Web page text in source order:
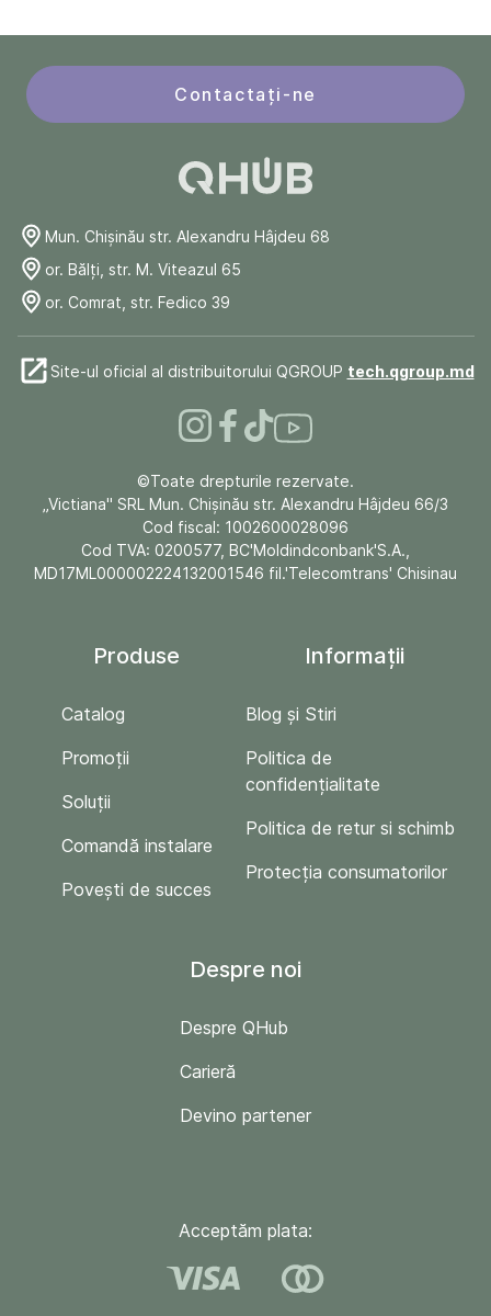
Contactați-ne
Mun. Chişinău str. Alexandru Hâjdeu 68
or. Bălți, str. M. Viteazul 65
or. Comrat, str. Fedico 39
Site-ul oficial al distribuitorului QGROUP tech.qgroup.md
©Toate drepturile rezervate.
„Victiana" SRL Mun. Chişinău str. Alexandru Hâjdeu 66/3
Cod fiscal: 1002600028096
Cod TVA: 0200577, BC'Moldindconbank'S.A.,
MD17ML000002224132001546 fil.'Telecomtrans' Chisinau
Produse
Catalog
Promoții
Soluții
Comandă instalare
Povești de succes
Informații
Blog și Stiri
Politica de
confidențialitate
Politica de retur si schimb
Protecția consumatorilor
Despre noi
Despre QHub
Carieră
Devino partener
Acceptăm plata: